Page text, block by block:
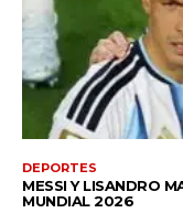
DEPORTES
MESSI Y LISANDRO
MUNDIAL 2026